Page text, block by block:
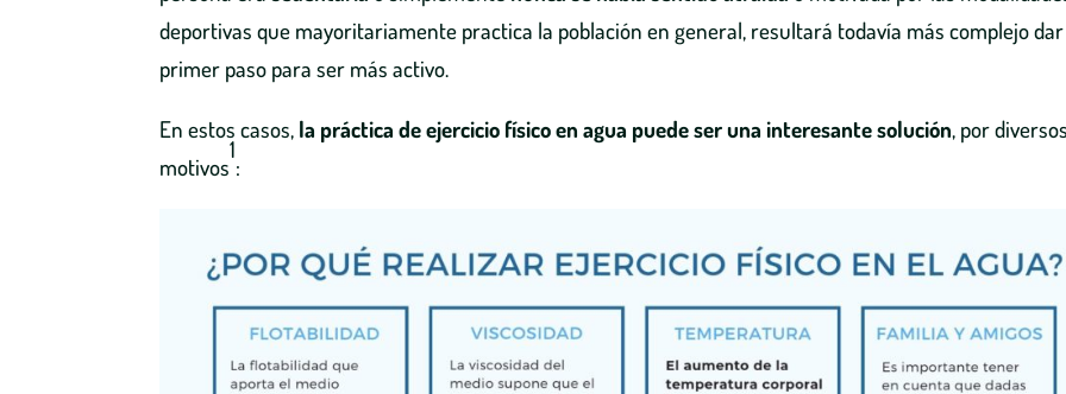
deportivas que mayoritariamente practica la población en general, resultará todavía más complejo
primer paso para ser más activo.
En estos casos, la práctica de ejercicio físico en agua puede ser una interesante solución, por diversos
motivos
1
: